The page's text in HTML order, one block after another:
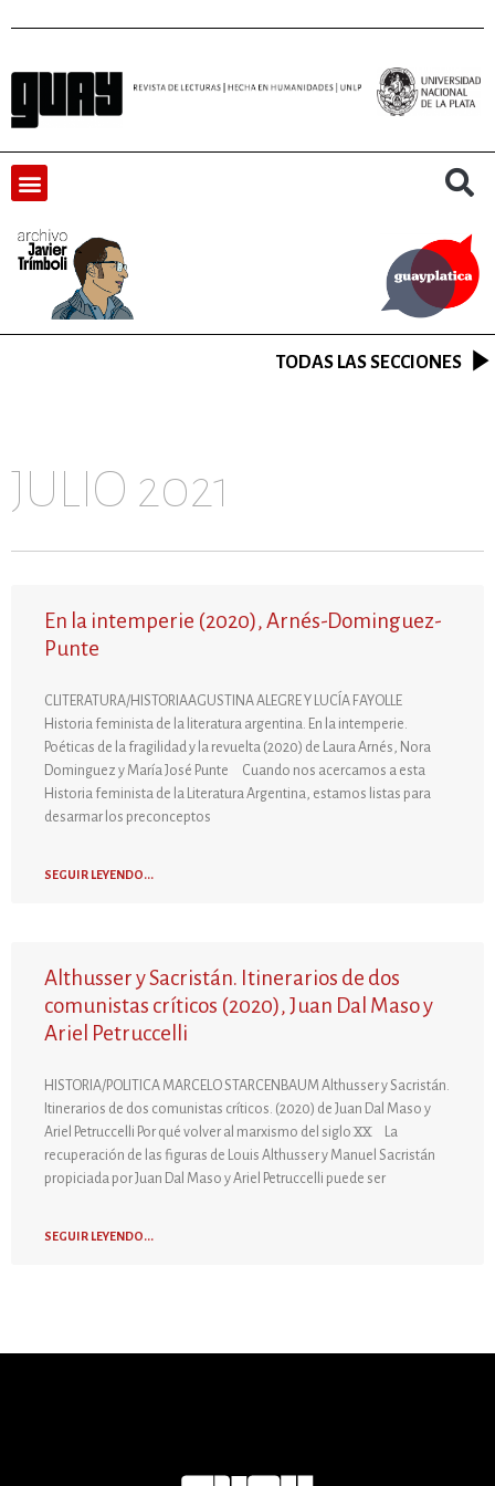
TODAS LAS SECCIONES
JULIO 2021
En la intemperie (2020), Arnés-Dominguez-
Punte
CLITERATURA/HISTORIAAGUSTINA ALEGRE Y LUCÍA FAYOLLE
Historia feminista de la literatura argentina. En la intemperie.
Poéticas de la fragilidad y la revuelta (2020) de Laura Arnés, Nora
Dominguez y María José Punte Cuando nos acercamos a esta
Historia feminista de la Literatura Argentina, estamos listas para
desarmar los preconceptos
SEGUIR LEYENDO...
Althusser y Sacristán. Itinerarios de dos
comunistas críticos (2020), Juan Dal Maso y
Ariel Petruccelli
HISTORIA/POLITICA MARCELO STARCENBAUM Althusser y Sacristán.
Itinerarios de dos comunistas críticos. (2020) de Juan Dal Maso y
Ariel Petruccelli Por qué volver al marxismo del siglo XX La
recuperación de las figuras de Louis Althusser y Manuel Sacristán
propiciada por Juan Dal Maso y Ariel Petruccelli puede ser
SEGUIR LEYENDO...